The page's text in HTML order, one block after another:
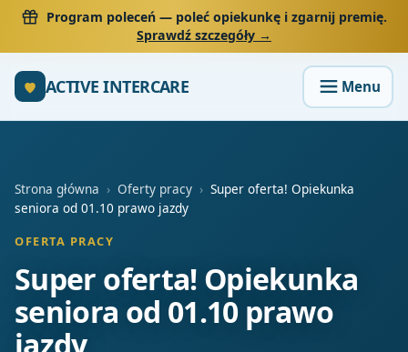
Program poleceń— poleć opiekunkę i zgarnij premię.
Sprawdź szczegóły →
ACTIVE INTERCARE
Strona główna › Oferty pracy › Super oferta! Opiekunka
seniora od 01.10 prawo jazdy
OFERTA PRACY
Super oferta! Opiekunka
seniora od 01.10 prawo